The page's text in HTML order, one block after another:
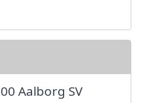
Aalborg SV